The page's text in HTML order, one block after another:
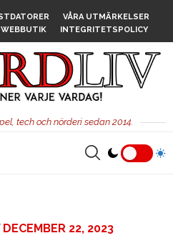
VÅRA UTMÄRKELSER
WEBBUTIK INTEGRITETSPOLICY
tech och nörderi sedan 2014.
DECEMBER 22, 2023